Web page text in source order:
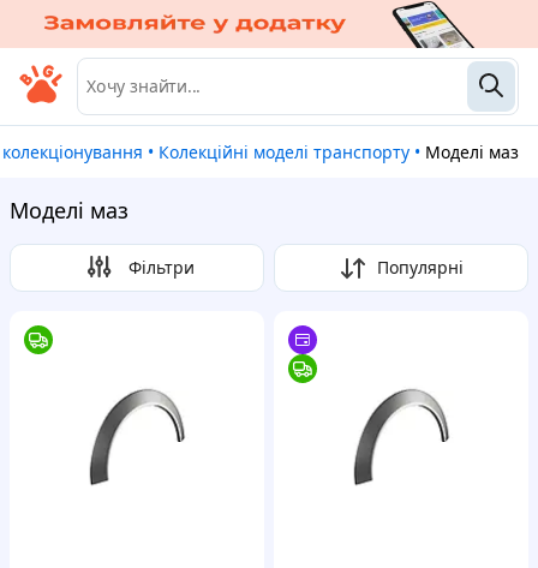
колекціонування • Колекційні моделі транспорту • Моделі маз
Моделі маз
Фільтри Популярні